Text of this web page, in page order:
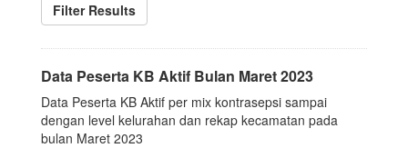
Filter Results
Data Peserta KB Aktif Bulan Maret 2023
Data Peserta KB Aktif per mix kontrasepsi sampai
dengan level kelurahan dan rekap kecamatan pada
bulan Maret 2023